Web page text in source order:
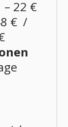
– 22 €
€ /